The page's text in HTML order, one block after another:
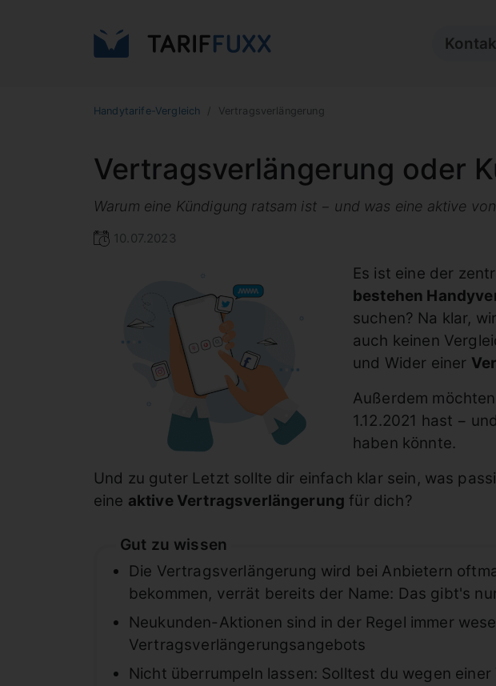
Handytarife-Vergleich Vertragsverlängerung
Vertragsverlängerung oder
Warum eine Kündigung ratsam ist − und was eine aktive
10.07.2023
Es ist eine der
bestehen
suchen? Na klar,
auch keinen
und Wider einer
Außerdem
1.12.2021 hast −
haben könnte.
Und zu guter Letzt sollte dir einfach klar sein, was
eine aktive Vertragsverlängerung für dich?
Gut zu wissen
Die Vertragsverlängerung wird bei Anbietern
bekommen, verrät bereits der Name: Das gibt's
Neukunden-Aktionen sind in der Regel immer
Vertragsverlängerungsangebots
Nicht überrumpeln lassen: Solltest du wegen